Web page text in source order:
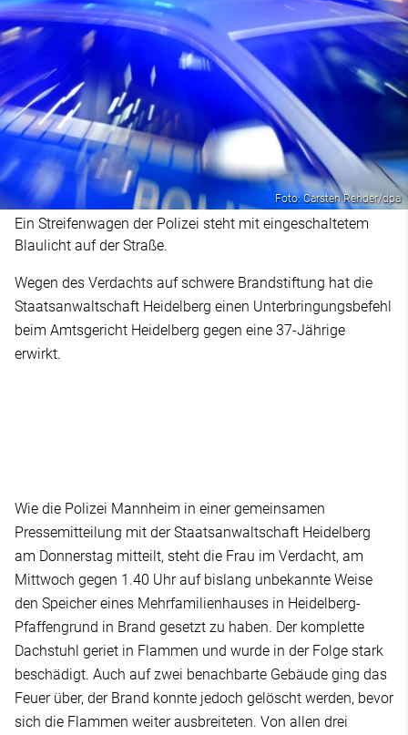
Foto: Carsten Rehder/dpa
Ein Streifenwagen der Polizei steht mit eingeschaltetem
Blaulicht auf der Straße.
Wegen des Verdachts auf schwere Brandstiftung hat die
Staatsanwaltschaft Heidelberg einen Unterbringungsbefehl
beim Amtsgericht Heidelberg gegen eine 37-Jährige
erwirkt.
Wie die Polizei Mannheim in einer gemeinsamen
Pressemitteilung mit der Staatsanwaltschaft Heidelberg
am Donnerstag mitteilt, steht die Frau im Verdacht, am
Mittwoch gegen 1.40 Uhr auf bislang unbekannte Weise
den Speicher eines Mehrfamilienhauses in Heidelberg-
Pfaffengrund in Brand gesetzt zu haben. Der komplette
Dachstuhl geriet in Flammen und wurde in der Folge stark
beschädigt. Auch auf zwei benachbarte Gebäude ging das
Feuer über, der Brand konnte jedoch gelöscht werden, bevor
sich die Flammen weiter ausbreiteten. Von allen drei